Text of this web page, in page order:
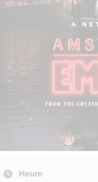
Heure